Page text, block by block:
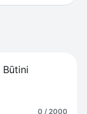
Būtini
0 / 2000